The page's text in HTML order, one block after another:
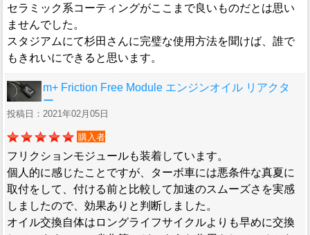
セラミック系コーティングがここまで良いものだとは思い
ませんでした。
スタジアムにて杉田さんに完璧な使用方法を聞けば、誰で
もきれいにできると思います。
m+ Friction Free Module エンジンオイル リアクタ
ー
投稿日：2021年02月05日
購入者
フリクションモジュールも装着しています。
個人的に感じたことですが、ターボ車には悪条件な真夏に
取付をして、付ける前と比較して加速のスムーズさを実感
しましたので、効果ありと判断しました。
オイル交換自体はロングライフサイクルよりも早めに交換